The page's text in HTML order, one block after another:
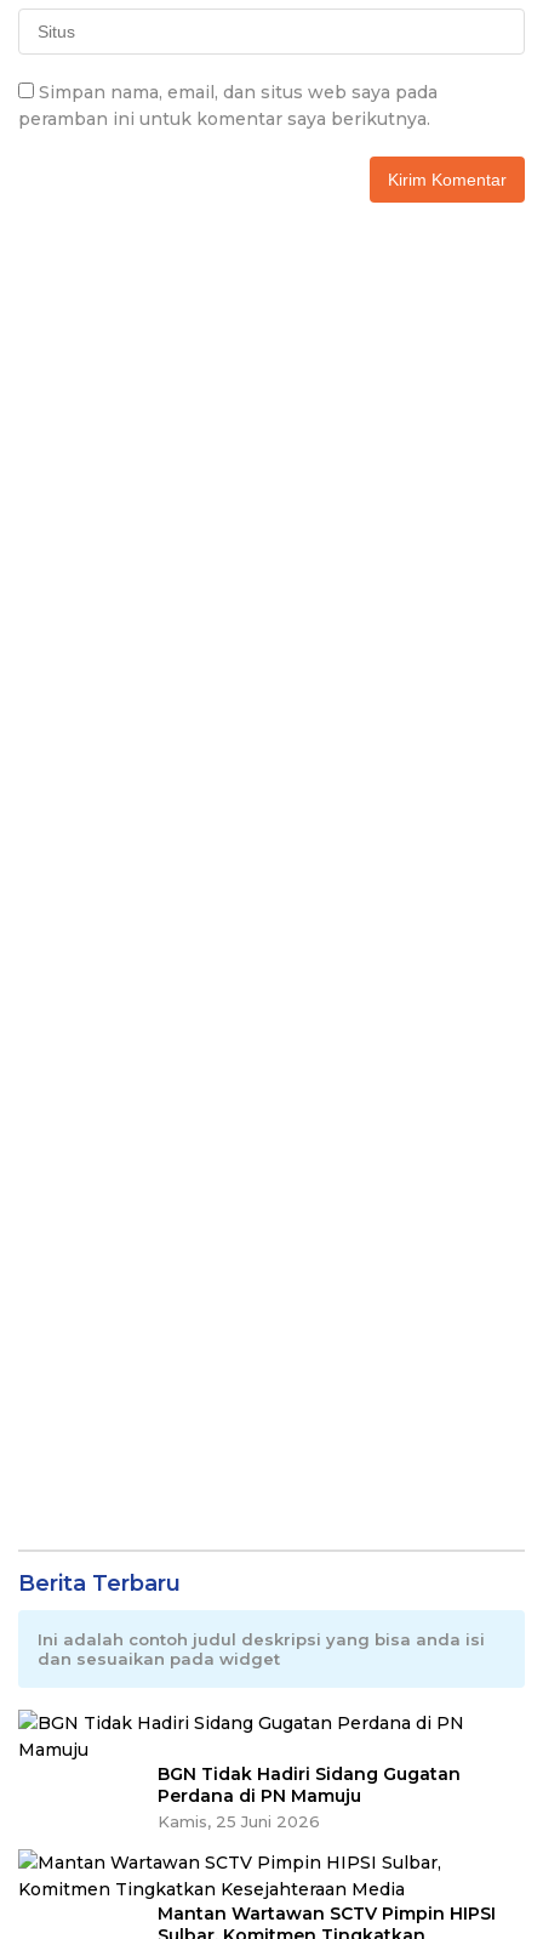
Simpan nama, email, dan situs web saya pada
peramban ini untuk komentar saya berikutnya.
Berita Terbaru
Ini adalah contoh judul deskripsi yang bisa anda isi
dan sesuaikan pada widget
BGN Tidak Hadiri Sidang Gugatan
Perdana di PN Mamuju
Kamis, 25 Juni 2026
Mantan Wartawan SCTV Pimpin HIPSI